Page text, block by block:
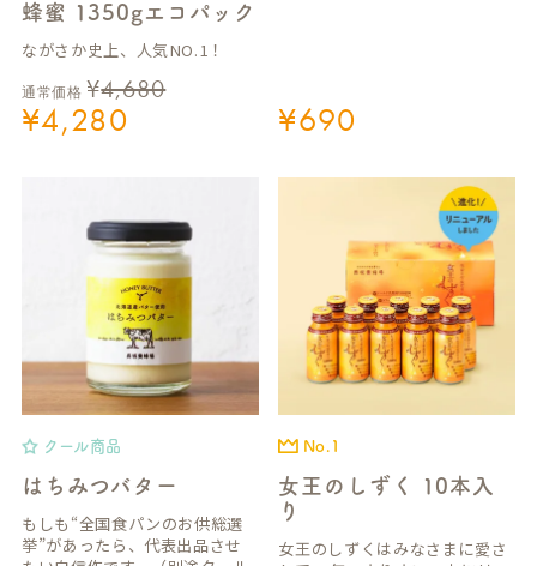
蜂蜜 1350gエコパック
ながさか史上、人気NO.1！
通常価格 ¥4,680
¥4,280 ¥690
クール商品
はちみつバター
もしも“全国食パンのお供総選
挙”があったら、代表出品させ
No.1
女王のしずく 10本入
り
女王のしずくはみなさまに愛さ